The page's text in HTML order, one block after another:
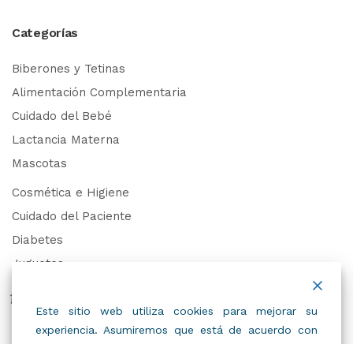
Categorías
Biberones y Tetinas
Alimentación Complementaria
Cuidado del Bebé
Lactancia Materna
Mascotas
Cosmética e Higiene
Cuidado del Paciente
Diabetes
Juguetes
Trabaja con Nosotros
Este sitio web utiliza cookies para mejorar su
experiencia. Asumiremos que está de acuerdo con